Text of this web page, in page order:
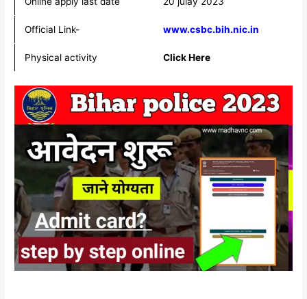
Official Link- www.csbc.bih.nic.in
Physical activity Click Here